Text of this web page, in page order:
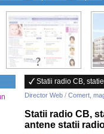
Statii radio CB,
Director Web / Comert,
Statii radio CB,
antene statii